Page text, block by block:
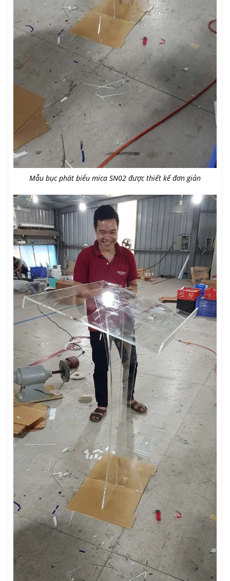
Mẫu bục phát biểu mica SN02 được thiết kế đơn giản